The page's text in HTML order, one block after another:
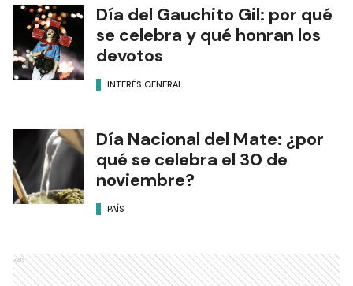
Día del Gauchito Gil: por qué
se celebra y qué honran los
devotos
INTERÉS GENERAL
Día Nacional del Mate: ¿por
qué se celebra el 30 de
noviembre?
PAÍS
Ads